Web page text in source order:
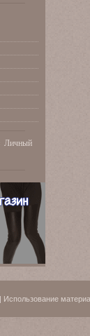
Личный